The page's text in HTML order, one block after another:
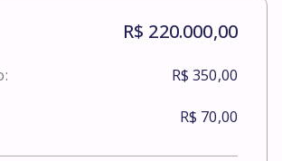
R$ 220.000,00
R$ 350,00
R$ 70,00